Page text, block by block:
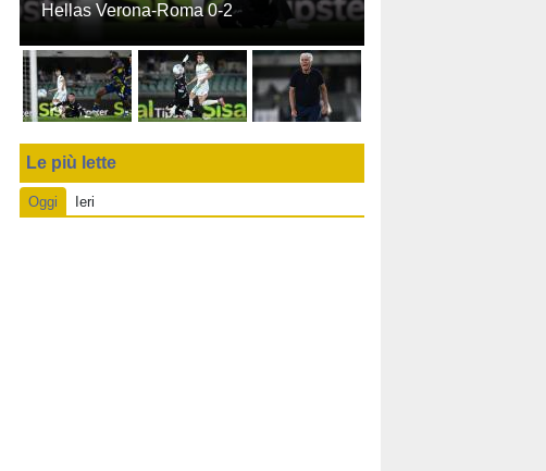
Hellas Verona-Roma 0-2
Le più lette
Oggi Ieri